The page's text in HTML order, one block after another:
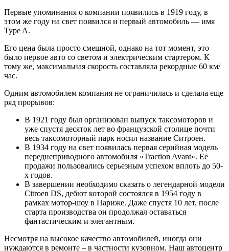
Первые упоминания о компании появились в 1919 году, в
этом же году на свет появился и первый автомобиль — имя
Type A.
Его цена была просто смешной, однако на тот момент, это
было первое авто со светом и электрическим стартером. К
тому же, максимальная скорость составляла рекордные 60 км/
час.
Одним автомобилем компания не ограничилась и сделала еще
ряд прорывов:
В 1921 году был организован выпуск таксомоторов и
уже спустя десяток лет во французской столице почти
весь таксомоторный парк носил название Ситроен.
В 1934 году на свет появилась первая серийная модель
переднеприводного автомобиля «Traction Avant». Ее
продажи пользовались серьезным успехом вплоть до 50-
х годов.
В завершении необходимо сказать о легендарной модели
Citroen DS, дебют которой состоялся в 1954 году в
рамках мотор-шоу в Париже. Даже спустя 10 лет, после
старта производства он продолжал оставаться
фантастическим и элегантным.
Несмотря на высокое качество автомобилей, иногда они
нуждаются в ремонте – в частности кузовном. Наш автоцентр